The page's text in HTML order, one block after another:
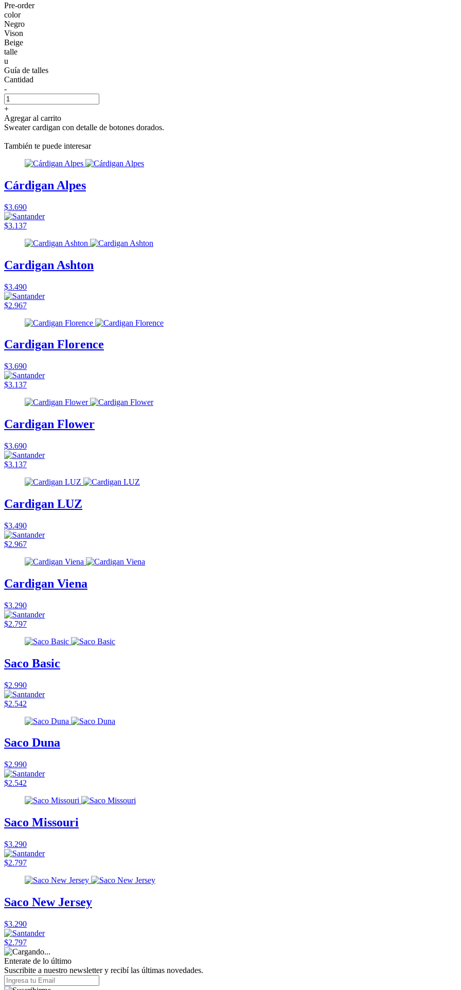
Pre-order
color
Negro
Vison
Beige
talle
u
Guía de talles
Cantidad
-
+
Agregar al carrito
Sweater cardigan con detalle de botones dorados.
También te puede interesar
Cárdigan Alpes
$3.690
$3.137
Cardigan Ashton
$3.490
$2.967
Cardigan Florence
$3.690
$3.137
Cardigan Flower
$3.690
$3.137
Cardigan LUZ
$3.490
$2.967
Cardigan Viena
$3.290
$2.797
Saco Basic
$2.990
$2.542
Saco Duna
$2.990
$2.542
Saco Missouri
$3.290
$2.797
Saco New Jersey
$3.290
$2.797
Enterate de lo último
Suscribite a nuestro newsletter y recibí las últimas novedades.